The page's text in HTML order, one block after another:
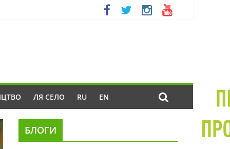
ЛЯ СЕЛО RU EN
БЛОГИ